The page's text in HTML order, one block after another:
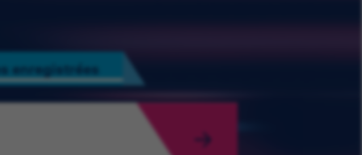
enregistrées